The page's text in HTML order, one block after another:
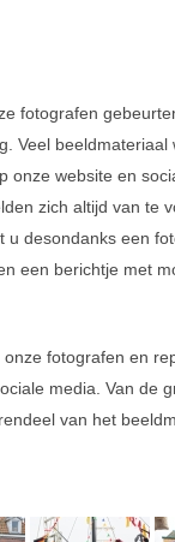
fotografen
Veel beeldmateriaal
onze website en
zich altijd van te
u desondanks een
een berichtje met
fotografen en
media. Van de
van het